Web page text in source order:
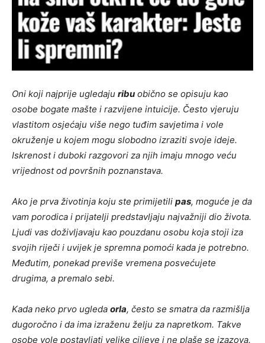
Oni koji najprije ugledaju ribu obično se opisuju kao
osobe bogate mašte i razvijene intuicije. Često vjeruju
vlastitom osjećaju više nego tuđim savjetima i vole
okruženje u kojem mogu slobodno izraziti svoje ideje.
Iskrenost i duboki razgovori za njih imaju mnogo veću
vrijednost od površnih poznanstava.
Ako je prva životinja koju ste primijetili pas, moguće je da
vam porodica i prijatelji predstavljaju najvažniji dio života.
Ljudi vas doživljavaju kao pouzdanu osobu koja stoji iza
svojih riječi i uvijek je spremna pomoći kada je potrebno.
Međutim, ponekad previše vremena posvećujete
drugima, a premalo sebi.
Kada neko prvo ugleda orla, često se smatra da razmišlja
dugoročno i da ima izraženu želju za napretkom. Takve
osobe vole postavljati velike ciljeve i ne plaše se izazova.